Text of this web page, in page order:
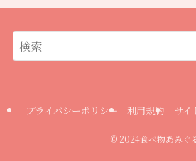
プライバシーポリシー 利用規約 サイ
© 2024食べ物あみぐ